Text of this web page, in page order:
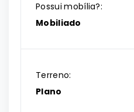
Possui mobília?:
Mobiliado
Terreno:
Plano